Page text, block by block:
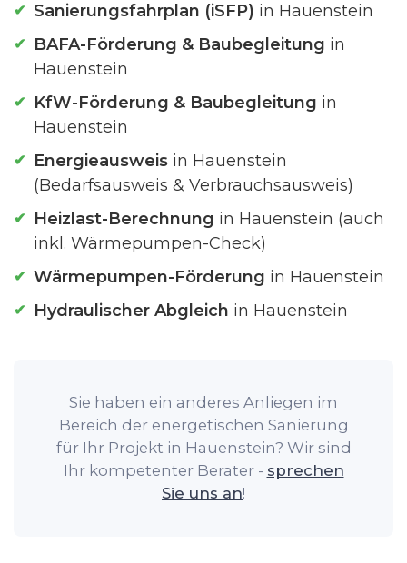
Sanierungsfahrplan (iSFP) in Hauenstein
BAFA-Förderung & Baubegleitung in
Hauenstein
KfW-Förderung & Baubegleitung in
Hauenstein
Energieausweis in Hauenstein
(Bedarfsausweis & Verbrauchsausweis)
Heizlast-Berechnung in Hauenstein (auch
inkl. Wärmepumpen-Check)
Wärmepumpen-Förderung in Hauenstein
Hydraulischer Abgleich in Hauenstein
Sie haben ein anderes Anliegen im
Bereich der energetischen Sanierung
für Ihr Projekt in Hauenstein? Wir sind
Ihr kompetenter Berater - sprechen
Sie uns an!